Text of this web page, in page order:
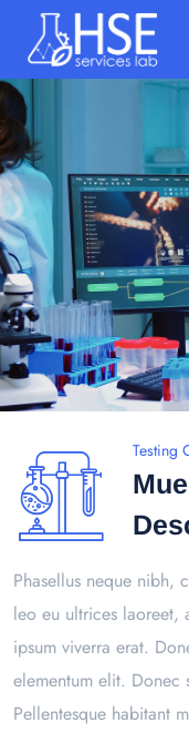
Testing
Phasellus neque nibh,
leo eu ultrices laoreet,
ipsum viverra erat.
elementum elit. Donec
Pellentesque habitant